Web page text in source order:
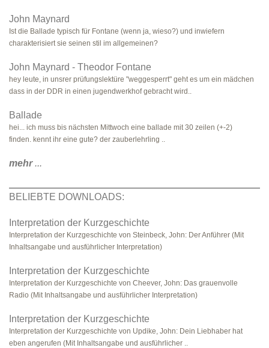
John Maynard
Ist die Ballade typisch für Fontane (wenn ja, wieso?) und inwiefern
charakterisiert sie seinen stil im allgemeinen?
John Maynard - Theodor Fontane
hey leute, in unsrer prüfungslektüre "weggesperrt" geht es um ein mädchen
dass in der DDR in einen jugendwerkhof gebracht wird..
Ballade
hei... ich muss bis nächsten Mittwoch eine ballade mit 30 zeilen (+-2)
finden. kennt ihr eine gute? der zauberlehrling ..
mehr...
BELIEBTE DOWNLOADS:
Interpretation der Kurzgeschichte
Interpretation der Kurzgeschichte von Steinbeck, John: Der Anführer (Mit
Inhaltsangabe und ausführlicher Interpretation)
Interpretation der Kurzgeschichte
Interpretation der Kurzgeschichte von Cheever, John: Das grauenvolle
Radio (Mit Inhaltsangabe und ausführlicher Interpretation)
Interpretation der Kurzgeschichte
Interpretation der Kurzgeschichte von Updike, John: Dein Liebhaber hat
eben angerufen (Mit Inhaltsangabe und ausführlicher ..